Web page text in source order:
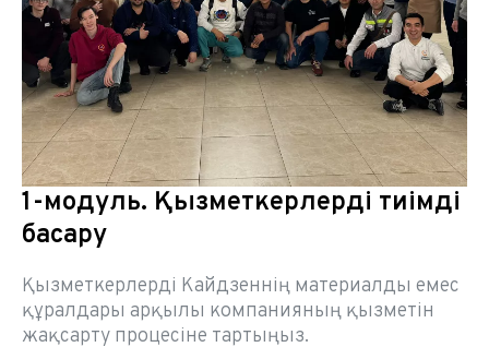
1-модуль. Қызметкерлерді тиімді
басқару
Қызметкерлерді Кайдзеннің материалды емес
құралдары арқылы компанияның қызметін
жақсарту процесіне тартыңыз.